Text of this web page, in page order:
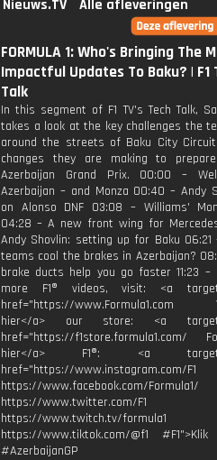
Nieuws.TV Alle afleveringen
FORMULA 1: Who's Bringing The
Impactful Updates To Baku? | F1
Talk
In this segment of F1 TV's Tech Talk,
takes a look at the key challenges the
around the streets of Baku City
changes they are making to
Azerbaijan Grand Prix. 00:00 –
Azerbaijan – and Monza 00:40 – Andy
on Alonso DNF 03:08 – Williams'
04:28 – A new front wing for
Andy Shovlin: setting up for Baku 06:21
teams cool the brakes in Azerbaijan?
brake ducts help you go faster 11:23 –
more F1® videos, visit: <a
href="https://www.Formula1.com
hier</a> our store: <a
href="https://f1store.formula1.com/
hier</a> F1®: <a
href="https://www.instagram.com/F1
https://www.facebook.com/Formula1/
https://www.twitter.com/F1
https://www.twitch.tv/formula1
https://www.tiktok.com/@f1
#AzerbaijanGP